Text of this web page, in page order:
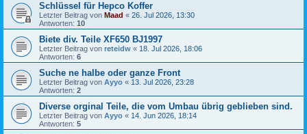
Schlüssel für Hepco Koffer
Letzter Beitrag von Maad « 26. Jul 2026, 13:30
Antworten: 10
Biete div. Teile XF650 BJ1997
Letzter Beitrag von reteidw « 18. Jul 2026, 18:06
Antworten: 6
Suche ne halbe oder ganze Front
Letzter Beitrag von Ayyo « 13. Jul 2026, 23:28
Antworten: 2
Diverse orginal Teile, die vom Umbau übrig geblieben sind.
Letzter Beitrag von Ayyo « 14. Jun 2026, 18:14
Antworten: 5